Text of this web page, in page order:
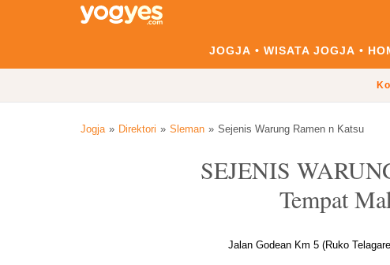
JOGJA WISATA JOGJA
Jogja Direktori Sleman Sejenis Warung Ramen n Katsu
SEJENIS
Tempat
Jalan Godean Km 5 (Ruko